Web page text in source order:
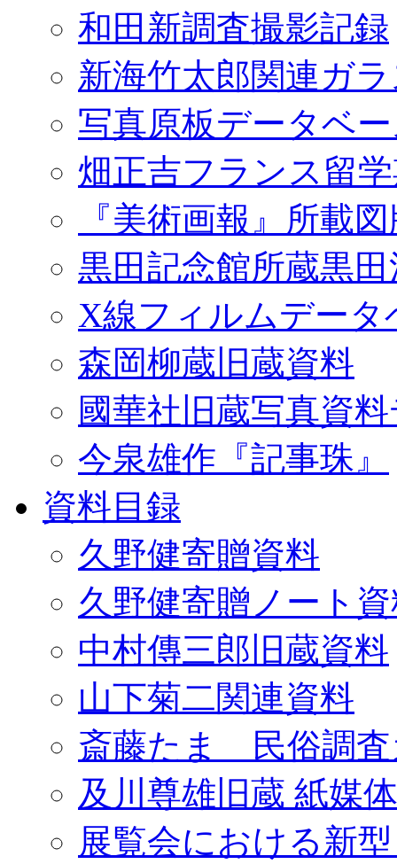
和田新調査撮影記録
新海竹太郎関連ガ
写真原板データベ
畑正吉フランス留
『美術画報』所載
黒田記念館所蔵黒
X線フィルムデータ
森岡柳蔵旧蔵資料
國華社旧蔵写真資
今泉雄作『記事珠』
資料目録
久野健寄贈資料
久野健寄贈ノート
中村傳三郎旧蔵資料
山下菊二関連資料
斎藤たま 民俗調査
及川尊雄旧蔵 紙媒
展覧会における新